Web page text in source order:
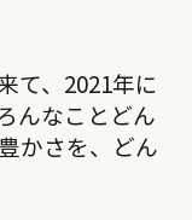
て、2021年に
んなことどん
かさを、どん